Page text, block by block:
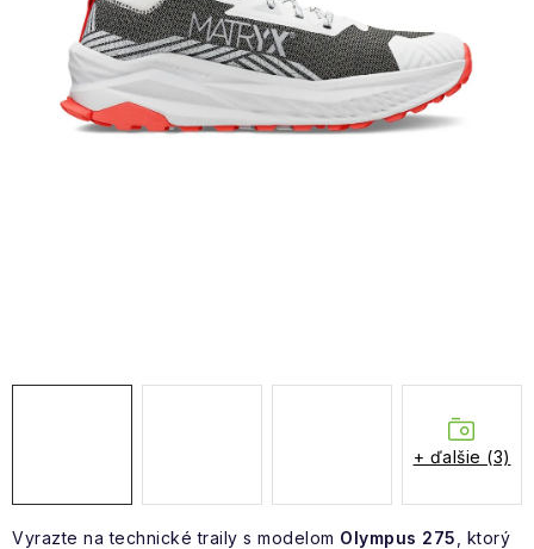
VÝPREDAJ
ZNAČKY
Vrátenie a výmena Doprava a platba
Blog
Vyrazte na technické traily s modelom Olympus 275 , ktorý
+ ďalšie (3)